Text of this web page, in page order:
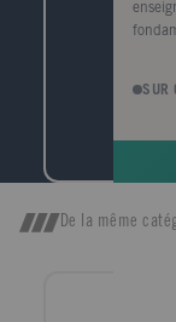
est la
SUR
De la même